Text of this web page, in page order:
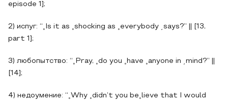
episode 1];
2) испуг: “˳Is it as ˳shocking as ˳everybody ͵says?” || [13,
part 1];
3) любопытство: “˳Pray, ˳do you ˳have ˳anyone in ͵mind?” ||
[14];
4) недоумение: “˳Why ˳didn’t you be˳lieve that I would